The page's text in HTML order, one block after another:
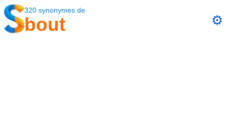
320synonymes de
bout ⚙️